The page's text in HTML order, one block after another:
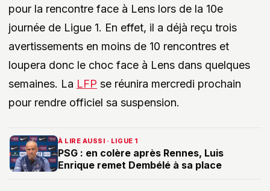
pour la rencontre face à Lens lors de la 10e
journée de Ligue 1. En effet, il a déjà reçu trois
avertissements en moins de 10 rencontres et
loupera donc le choc face à Lens dans quelques
semaines. La LFP se réunira mercredi prochain
pour rendre officiel sa suspension.
À LIRE AUSSI · LIGUE 1
PSG : en colère après Rennes, Luis
Enrique remet Dembélé à sa place